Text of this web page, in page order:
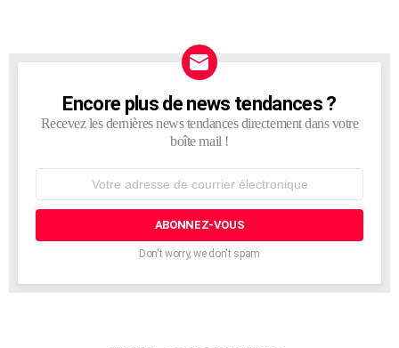
NEWSLETTER
Encore plus de news tendances ?
Recevez les dernières news tendances directement dans votre
boîte mail !
courrier
Don't worry, we don't spam